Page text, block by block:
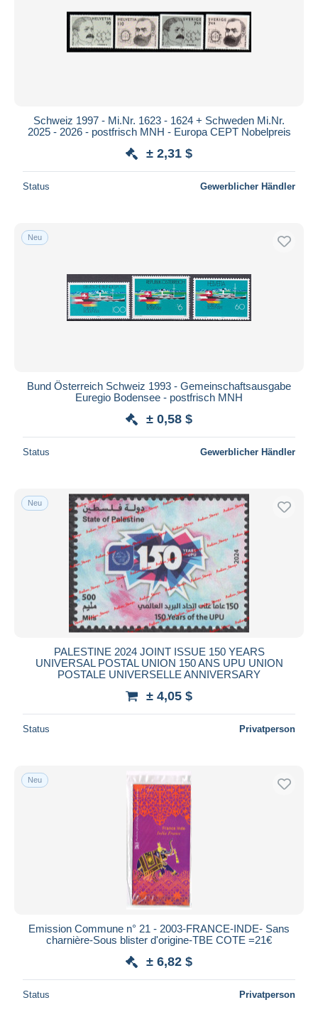
Schweiz 1997 - Mi.Nr. 1623 - 1624 + Schweden Mi.Nr.
2025 - 2026 - postfrisch MNH - Europa CEPT Nobelpreis
± 2,31 $
Status Gewerblicher Händler
Neu
Bund Österreich Schweiz 1993 - Gemeinschaftsausgabe
Euregio Bodensee - postfrisch MNH
± 0,58 $
Status Gewerblicher Händler
Neu
PALESTINE 2024 JOINT ISSUE 150 YEARS
UNIVERSAL POSTAL UNION 150 ANS UPU UNION
POSTALE UNIVERSELLE ANNIVERSARY
± 4,05 $
Status Privatperson
Neu
Emission Commune n° 21 - 2003-FRANCE-INDE- Sans
charnière-Sous blister d'origine-TBE COTE =21€
± 6,82 $
Status Privatperson